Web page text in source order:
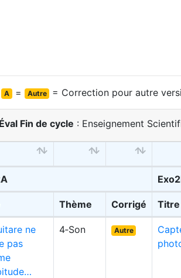
A = Autre = Correction pour autre
Fin de cycle : Enseignement
Thème Corrigé Titre
ne
pas
4‑Son Autre